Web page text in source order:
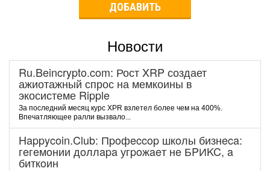
ДОБАВИТЬ
Новости
Ru.Beincrypto.com: Рост XRP создает
ажиотажный спрос на мемкоины в
экосистеме Ripple
За последний месяц курс XPR взлетел более чем на 400%.
Впечатляющее ралли вызвало...
Happycoin.Club: Пpoфeccop шкoлы бизнeca:
гeгeмoнии дoллapa угpoжaeт нe БPИKC, a
биткoин